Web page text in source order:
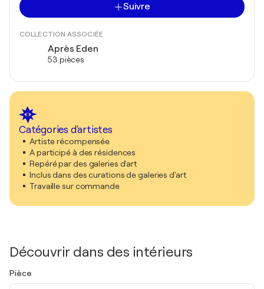
Suivre
COLLECTION ASSOCIÉE
Après Eden
53 pièces
Catégories d'artistes
Artiste récompensée
A participé à des résidences
Repéré par des galeries d'art
Inclus dans des curations de galeries d'art
Travaille sur commande
Découvrir dans des intérieurs
Pièce